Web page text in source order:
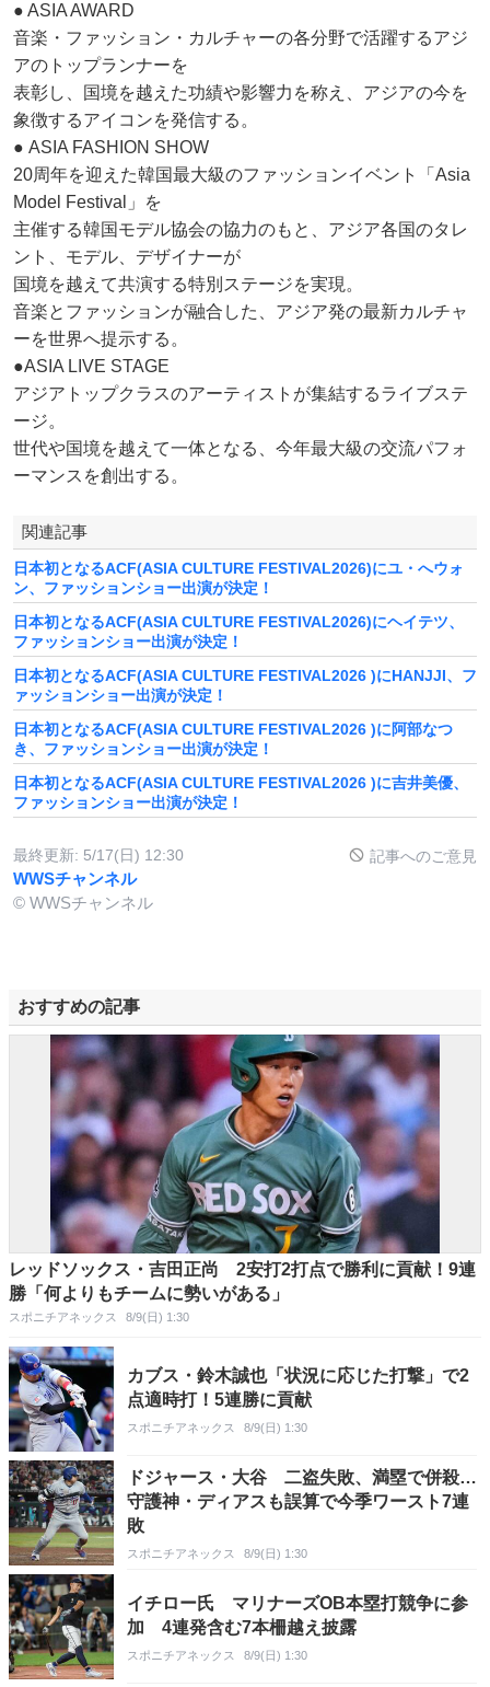
● ASIA AWARD
音楽・ファッション・カルチャーの各分野で活躍するアジ
アのトップランナーを
表彰し、国境を越えた功績や影響力を称え、アジアの今を
象徴するアイコンを発信する。
● ASIA FASHION SHOW
20周年を迎えた韓国最大級のファッションイベント「Asia
Model Festival」を
主催する韓国モデル協会の協力のもと、アジア各国のタレ
ント、モデル、デザイナーが
国境を越えて共演する特別ステージを実現。
音楽とファッションが融合した、アジア発の最新カルチャ
ーを世界へ提示する。
●ASIA LIVE STAGE
アジアトップクラスのアーティストが集結するライブステ
ージ。
世代や国境を越えて一体となる、今年最大級の交流パフォ
ーマンスを創出する。
関連記事
日本初となるACF(ASIA CULTURE FESTIVAL2026)にユ・へウォ
ン、ファッションショー出演が決定！
日本初となるACF(ASIA CULTURE FESTIVAL2026)にヘイテツ、
ファッションショー出演が決定！
日本初となるACF(ASIA CULTURE FESTIVAL2026 )にHANJJI、フ
ァッションショー出演が決定！
日本初となるACF(ASIA CULTURE FESTIVAL2026 )に阿部なつ
き、ファッションショー出演が決定！
日本初となるACF(ASIA CULTURE FESTIVAL2026 )に吉井美優、
ファッションショー出演が決定！
最終更新: 5/17(日) 12:30 記事へのご意見
WWSチャンネル
© WWSチャンネル
おすすめの記事
レッドソックス・吉田正尚 2安打2打点で勝利に貢献！9連
勝「何よりもチームに勢いがある」
スポニチアネックス 8/9(日) 1:30
カブス・鈴木誠也「状況に応じた打撃」で2
点適時打！5連勝に貢献
スポニチアネックス 8/9(日) 1:30
ドジャース・大谷 二盗失敗、満塁で併殺…
守護神・ディアスも誤算で今季ワースト7連
敗
スポニチアネックス 8/9(日) 1:30
イチロー氏 マリナーズOB本塁打競争に参
加 4連発含む7本柵越え披露
スポニチアネックス 8/9(日) 1:30